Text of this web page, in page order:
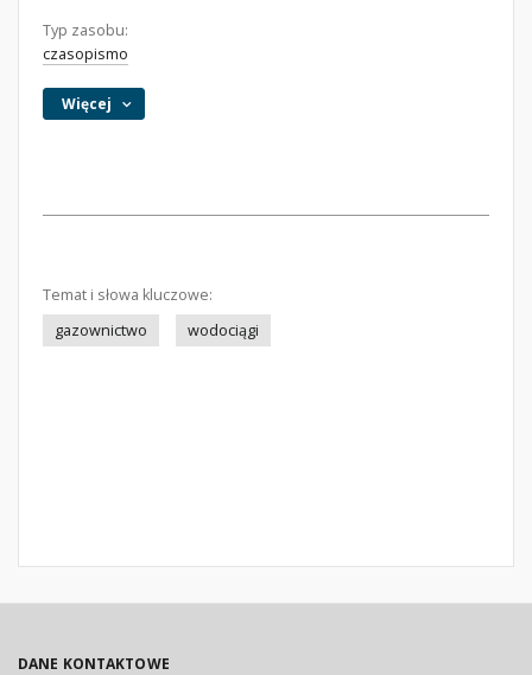
Typ zasobu:
czasopismo
Więcej
Temat i słowa kluczowe:
gazownictwo
wodociągi
DANE KONTAKTOWE